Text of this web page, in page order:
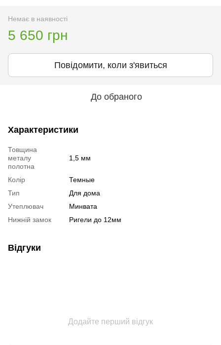
Немає в наявності
5 650 грн
Повідомити, коли з'явиться
До обраного
Характеристики
Товщина
металу
полотна
1,5 мм
Колір
Темные
Тип
Для дома
Утеплювач
Минвата
Нижній замок
Ригели до 12мм
Відгуки
Додайте перший відгук